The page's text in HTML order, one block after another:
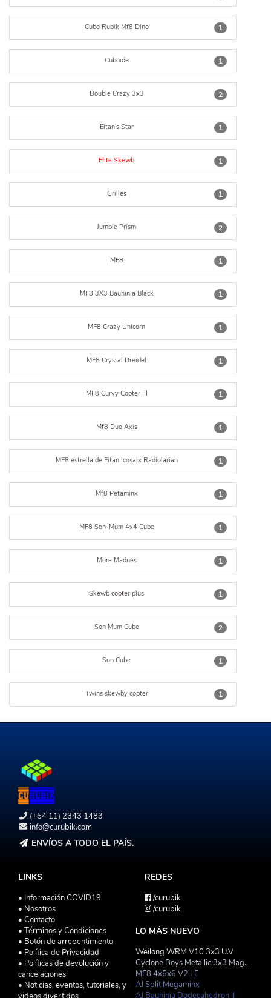
1
Cubo Rubik Mf8 Dino
1
Cuboide
2
Double Crazy 3x3
1
Eitan's Star
1
Elite Skewb
1
Grilles
2
Jumble Prism
1
MF8
1
MF8 3X3 Bauhinia Black
1
MF8 Crazy Unicorn
1
MF8 Crystal Dreidel
1
MF8 Curvy Copter III
1
Mf8 Duo Axis
1
MF8 estrella de Eitan Icosaix Radiolarian
1
Mf8 Petaminx
1
MF8 Son-Mum 4x4 Cube
1
More Madnes
1
Skewb copter plus
2
Son Mum Cube
1
Sun Cube
1
Twins skewby copter
(+54 11) 2343 1483
info@curubik.com
ENVÍOS A TODO EL PAÍS.
LINKS
• Información COVID19
• Nosotros
• Contacto
• Términos y Condiciones
• Botón de arrepentimiento
• Política de Privacidad
• Políticas de devolución y
cancelaciones
• Noticias, eventos, tutoriales, y
REDES
/curubik
/curubik
LO MÁS NUEVO
Weilong WRM V10 3x3 U.V
Cyclone Boys Metallic 3x3 Magnetico Macaron
MF8 4x5x6 V2 LE
AJ Split Megaminx
AJ Bauhinia Dodecahedron II